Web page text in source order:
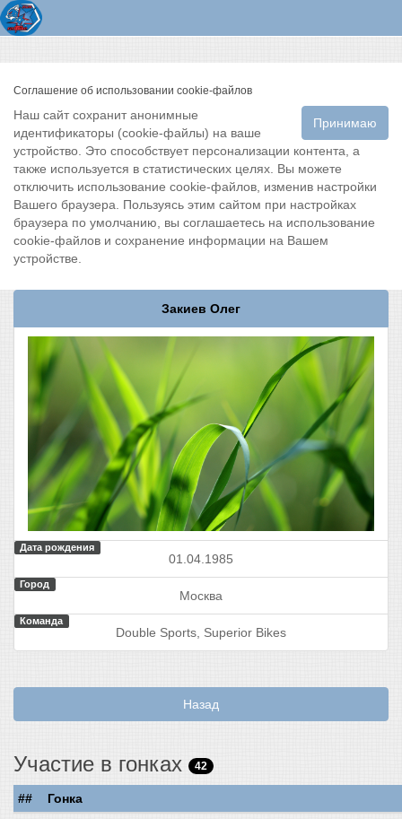
Соглашение об использовании cookie-файлов
Принимаю
Наш сайт сохранит анонимные
идентификаторы (cookie-файлы) на ваше
устройство. Это способствует персонализации контента, а
также используется в статистических целях. Вы можете
отключить использование cookie-файлов, изменив настройки
Вашего браузера. Пользуясь этим сайтом при настройках
браузера по умолчанию, вы соглашаетесь на использование
cookie-файлов и сохранение информации на Вашем
устройстве.
Закиев Олег
Дата рождения
01.04.1985
Город
Москва
Команда
Double Sports, Superior Bikes
Назад
Участие в гонках 42
##
Гонка